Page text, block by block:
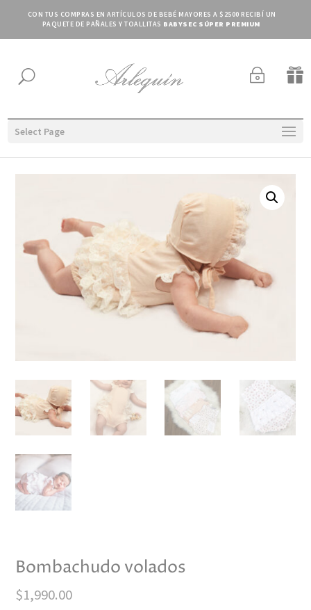
CON TUS COMPRAS EN ARTÍCULOS DE BEBÉ MAYORES A $2500 RECIBÍ UN
PAQUETE DE PAÑALES Y TOALLITAS BABYSEC SÚPER PREMIUM
U ~ 
Select Page
Bombachudo volados
$1,990.00